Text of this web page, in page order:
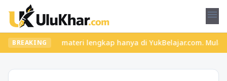
menu
BREAKING
dan materi lengkap hanya di YukBelajar.com. Mulai